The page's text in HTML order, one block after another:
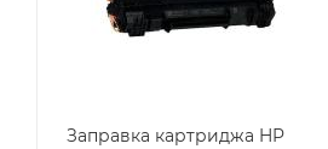
Заправка картриджа HP